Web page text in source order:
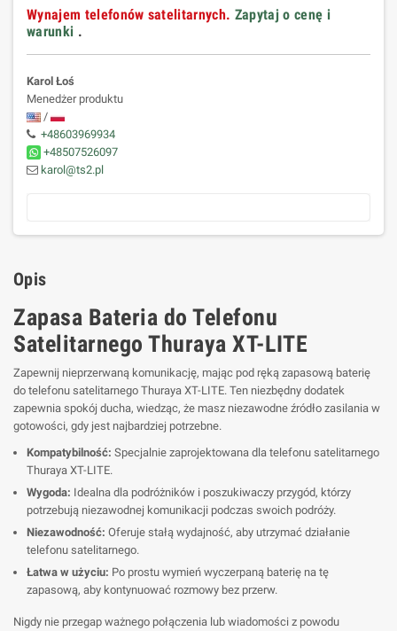
Wynajem telefonów satelitarnych. Zapytaj o cenę i
warunki .
Karol Łoś
Menedżer produktu
/
+48603969934
+48507526097
karol@ts2.pl
Opis
Zapasa Bateria do Telefonu
Satelitarnego Thuraya XT-LITE
Zapewnij nieprzerwaną komunikację, mając pod ręką zapasową baterię
do telefonu satelitarnego Thuraya XT-LITE. Ten niezbędny dodatek
zapewnia spokój ducha, wiedząc, że masz niezawodne źródło zasilania w
gotowości, gdy jest najbardziej potrzebne.
Kompatybilność: Specjalnie zaprojektowana dla telefonu satelitarnego
Thuraya XT-LITE.
Wygoda: Idealna dla podróżników i poszukiwaczy przygód, którzy
potrzebują niezawodnej komunikacji podczas swoich podróży.
Niezawodność: Oferuje stałą wydajność, aby utrzymać działanie
telefonu satelitarnego.
Łatwa w użyciu: Po prostu wymień wyczerpaną baterię na tę
zapasową, aby kontynuować rozmowy bez przerw.
Nigdy nie przegap ważnego połączenia lub wiadomości z powodu